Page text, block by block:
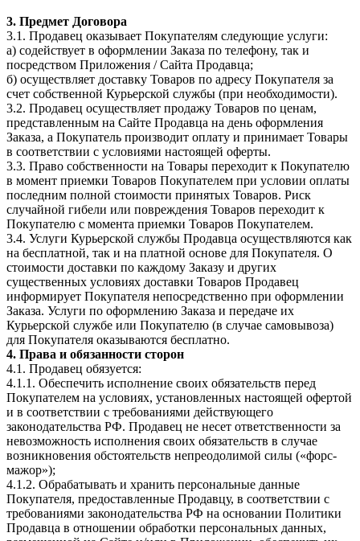
3. Предмет Договора
3.1. Продавец оказывает Покупателям следующие услуги:
а) содействует в оформлении Заказа по телефону, так и
посредством Приложения / Сайта Продавца;
б) осуществляет доставку Товаров по адресу Покупателя за
счет собственной Курьерской службы (при необходимости).
3.2. Продавец осуществляет продажу Товаров по ценам,
представленным на Сайте Продавца на день оформления
Заказа, а Покупатель производит оплату и принимает Товары
в соответствии с условиями настоящей оферты.
3.3. Право собственности на Товары переходит к Покупателю
в момент приемки Товаров Покупателем при условии оплаты
последним полной стоимости принятых Товаров. Риск
случайной гибели или повреждения Товаров переходит к
Покупателю с момента приемки Товаров Покупателем.
3.4. Услуги Курьерской службы Продавца осуществляются как
на бесплатной, так и на платной основе для Покупателя. О
стоимости доставки по каждому Заказу и других
существенных условиях доставки Товаров Продавец
информирует Покупателя непосредственно при оформлении
Заказа. Услуги по оформлению Заказа и передаче их
Курьерской службе или Покупателю (в случае самовывоза)
для Покупателя оказываются бесплатно.
4. Права и обязанности сторон
4.1. Продавец обязуется:
4.1.1. Обеспечить исполнение своих обязательств перед
Покупателем на условиях, установленных настоящей офертой
и в соответствии с требованиями действующего
законодательства РФ. Продавец не несет ответственности за
невозможность исполнения своих обязательств в случае
возникновения обстоятельств непреодолимой силы («форс-
мажор»);
4.1.2. Обрабатывать и хранить персональные данные
Покупателя, предоставленные Продавцу, в соответствии с
требованиями законодательства РФ на основании Политики
Продавца в отношении обработки персональных данных,